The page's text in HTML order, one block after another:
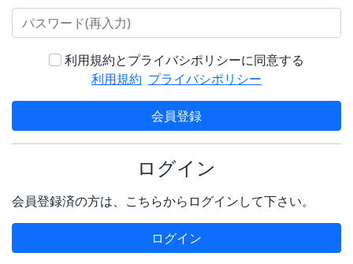
利用規約とプライバシポリシーに同意する
利用規約 プライバシポリシー
会員登録
ログイン
会員登録済の方は、こちらからログインして下さい。
ログイン